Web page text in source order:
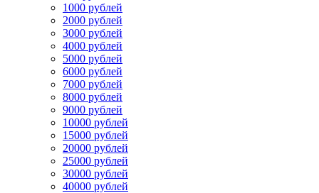
1000 рублей
2000 рублей
3000 рублей
4000 рублей
5000 рублей
6000 рублей
7000 рублей
8000 рублей
9000 рублей
10000 рублей
15000 рублей
20000 рублей
25000 рублей
30000 рублей
40000 рублей